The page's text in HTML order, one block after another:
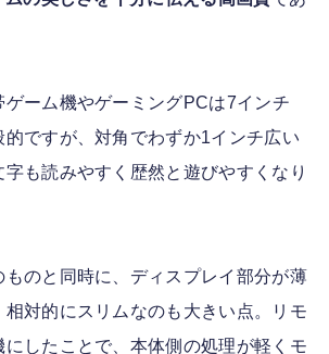
ゲーム機やゲーミングPCは7インチ
ですが、対角でわずか1インチ広い
も読みやすく歴然と遊びやすくなり
のと同時に、ディスプレイ部分が薄
相対的にスリムなのも大きい点。リモ
にしたことで、本体側の処理が軽くモ